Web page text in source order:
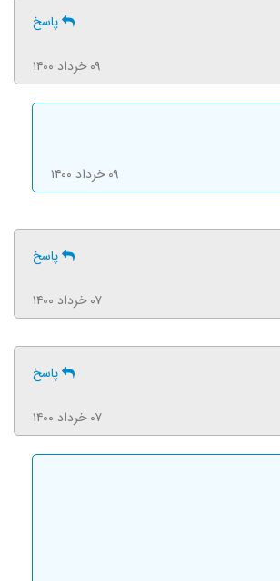
پاسخ
۰۹ خرداد ۱۴۰۰
۰۹ خرداد ۱۴۰۰
پاسخ
۰۷ خرداد ۱۴۰۰
پاسخ
۰۷ خرداد ۱۴۰۰